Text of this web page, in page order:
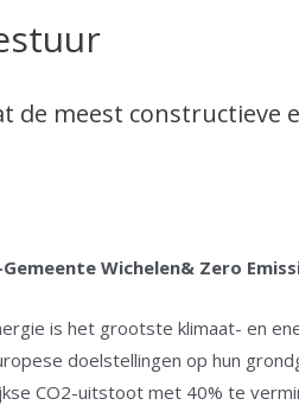
de meest
Wichelen& Zero
is het grootste klimaat- en
doelstellingen op hun
CO2-uitstoot met 40% te